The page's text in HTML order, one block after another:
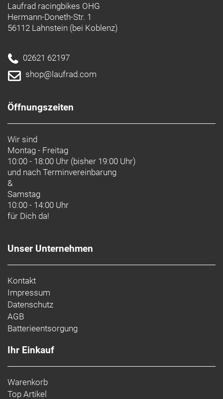
Laufrad racingbikes OHG
Hermann-Doneth-Str. 1
56112 Lahnstein (bei Koblenz)
02621 62197
shop@laufrad.com
Öffnungszeiten
Wir sind
Montag - Freitag
10:00 - 18:00 Uhr (bisher 19:00 Uhr)
und nach Terminvereinbarung
&
Samstag
10:00 - 14:00 Uhr
für Dich da!
Unser Unternehmen
Kontakt
Impressum
Datenschutz
AGB
Batterieentsorgung
Ihr Einkauf
Warenkorb
Top Artikel